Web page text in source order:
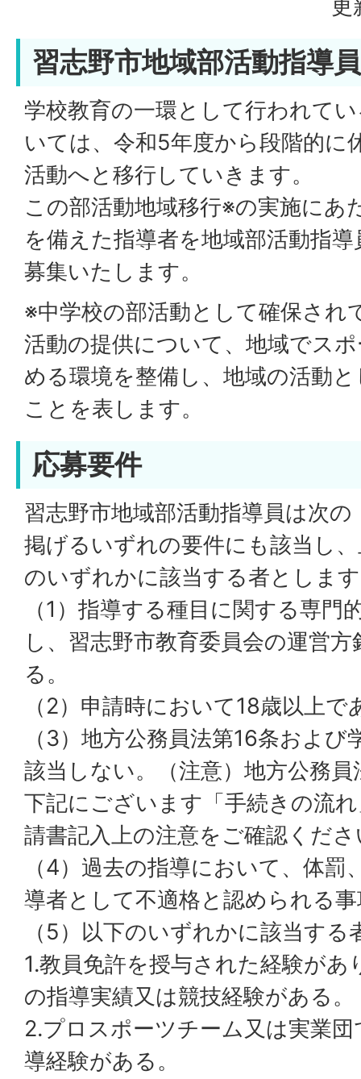
更
習志野市地域部活動指導
学校教育の一環として行われて
いては、令和5年度から段階的に
活動へと移行していきます。
この部活動地域移行※の実施にあ
を備えた指導者を地域部活動指
募集いたします。
※中学校の部活動として確保され
活動の提供について、地域でス
める環境を整備し、地域の活動
ことを表します。
応募要件
習志野市地域部活動指導員は次
掲げるいずれの要件にも該当し
のいずれかに該当する者としま
（1）指導する種目に関する専門
し、習志野市教育委員会の運営
る。
（2）申請時において18歳以上で
（3）地方公務員法第16条およ
該当しない。（注意）地方公務
下記にございます「手続きの流
請書記入上の注意をご確認くだ
（4）過去の指導において、体
導者として不適格と認められる
（5）以下のいずれかに該当する
1.教員免許を授与された経験があ
の指導実績又は競技経験がある。
2.プロスポーツチーム又は実業
導経験がある。